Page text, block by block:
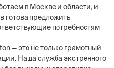
в Москве и области, и
готова предложить
потребностям
— это не только грамотный
Наша служба экстренного